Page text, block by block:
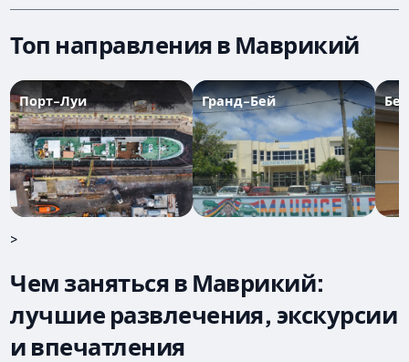
Топ направления в Маврикий
Порт-Луи Гранд-Бей
>
Чем заняться в Маврикий:
лучшие развлечения, экскурсии
и впечатления